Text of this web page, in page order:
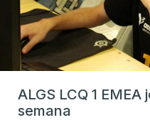
ALGS LCQ 1
semana